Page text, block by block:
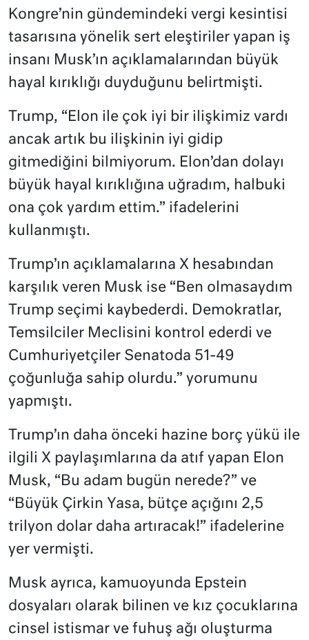
Kongre’nin gündemindeki vergi kesintisi
tasarısına yönelik sert eleştiriler yapan iş
insanı Musk’ın açıklamalarından büyük
hayal kırıklığı duyduğunu belirtmişti.
Trump, “Elon ile çok iyi bir ilişkimiz vardı
ancak artık bu ilişkinin iyi gidip
gitmediğini bilmiyorum. Elon’dan dolayı
büyük hayal kırıklığına uğradım, halbuki
ona çok yardım ettim.” ifadelerini
kullanmıştı.
Trump’ın açıklamalarına X hesabından
karşılık veren Musk ise “Ben olmasaydım
Trump seçimi kaybederdi. Demokratlar,
Temsilciler Meclisini kontrol ederdi ve
Cumhuriyetçiler Senatoda 51-49
çoğunluğa sahip olurdu.” yorumunu
yapmıştı.
Trump’ın daha önceki hazine borç yükü ile
ilgili X paylaşımlarına da atıf yapan Elon
Musk, “Bu adam bugün nerede?” ve
“Büyük Çirkin Yasa, bütçe açığını 2,5
trilyon dolar daha artıracak!” ifadelerine
yer vermişti.
Musk ayrıca, kamuoyunda Epstein
dosyaları olarak bilinen ve kız çocuklarına
cinsel istismar ve fuhuş ağı oluşturma